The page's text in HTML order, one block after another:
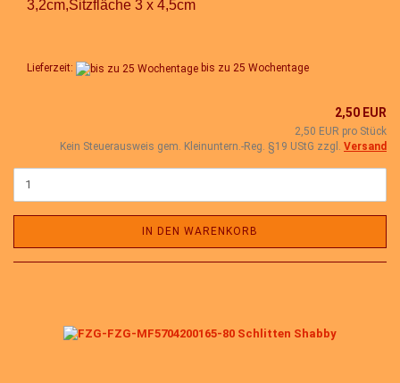
3,2cm,Sitzfläche 3 x 4,5cm
Lieferzeit: bis zu 25 Wochentage
2,50 EUR
2,50 EUR pro Stück
Kein Steuerausweis gem. Kleinuntern.-Reg. §19 UStG zzgl. Versand
IN DEN WARENKORB